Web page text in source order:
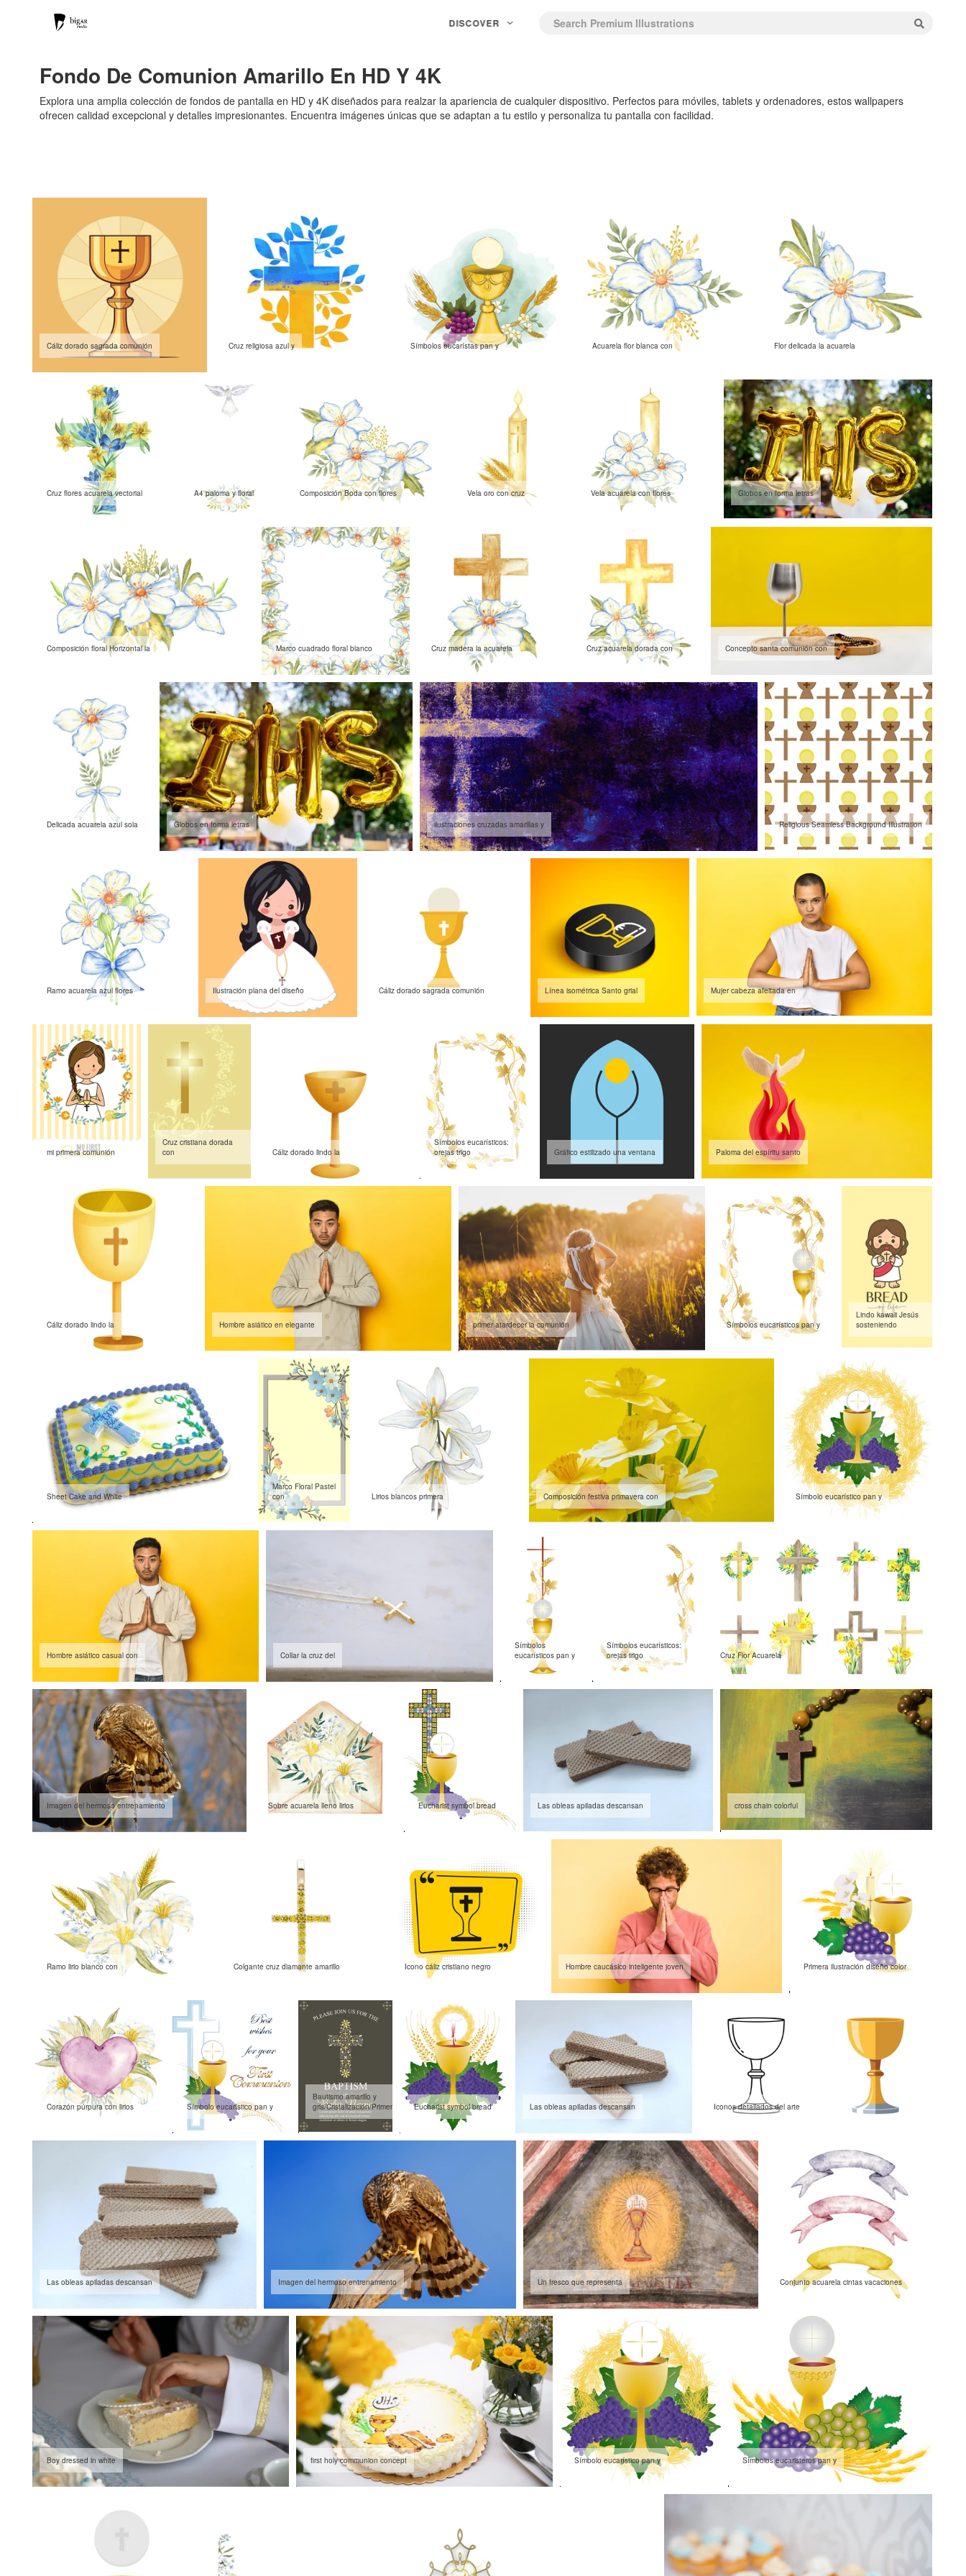
DISCOVER
Fondo De Comunion Amarillo En HD Y 4K
Explora una amplia colección de fondos de pantalla en HD y 4K diseñados para realzar la apariencia de cualquier dispositivo. Perfectos para móviles, tablets y ordenadores, estos wallpapers
ofrecen calidad excepcional y detalles impresionantes. Encuentra imágenes únicas que se adaptan a tu estilo y personaliza tu pantalla con facilidad.
Cáliz dorado sagrada comunión Cruz religiosa azul y Símbolos eucarístas pan y Acuarela flor blanca con Flor delicada la acuarela
Cruz flores acuarela vectorial A4 paloma y floral Composición Boda con flores Vela oro con cruz Vela acuarela con flores Globos en forma letras
Composición floral Horizontal la Marco cuadrado floral blanco Cruz madera la acuarela Cruz acuarela dorada con Concepto santa comunión con
Delicada acuarela azul sola Globos en forma letras ilustraciones cruzadas amarillas y Religious Seamless Background Illustration
Ramo acuarela azul flores Ilustración plana del diseño Cáliz dorado sagrada comunión Línea isométrica Santo grial Mujer cabeza afeitada en
mi primera comunión
Cruz cristiana dorada
con
Cáliz dorado lindo la
Símbolos eucarísticos:
orejas trigo
Gráfico estilizado una ventana Paloma del espíritu santo
Cáliz dorado lindo la Hombre asiático en elegante primer atardecer la comunión Símbolos eucarísticos pan y
Lindo kawaii Jesús
sosteniendo
Sheet Cake and White
Marco Floral Pastel
con
Lirios blancos primera Composición festiva primavera con Símbolo eucarístico pan y
Hombre asiático casual con Collar la cruz del
Símbolos
eucarísticos pan y
Símbolos eucarísticos:
orejas trigo
Cruz Flor Acuarela
Imagen del hermoso entrenamiento Sobre acuarela lleno lirios Eucharist symbol bread Las obleas apiladas descansan cross chain colorful
Ramo lirio blanco con Colgante cruz diamante amarillo Icono cáliz cristiano negro Hombre caucásico inteligente joven Primera ilustración diseño color
Corazón púrpura con lirios Símbolo eucarístico pan y
Bautismo amarillo y
gris/Cristalización/Primera
Eucharist symbol bread Las obleas apiladas descansan Iconos detallados del arte
Las obleas apiladas descansan Imagen del hermoso entrenamiento Un fresco que representa Conjunto acuarela cintas vacaciones
Boy dressed in white first holy communion concept Símbolo eucarístico pan y Símbolos eucaristeros pan y